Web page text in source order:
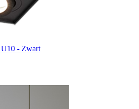
- Zwart